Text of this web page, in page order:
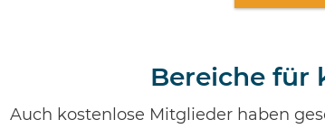
Bereiche für
Auch kostenlose Mitglieder haben